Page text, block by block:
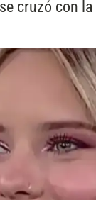
cruzó con